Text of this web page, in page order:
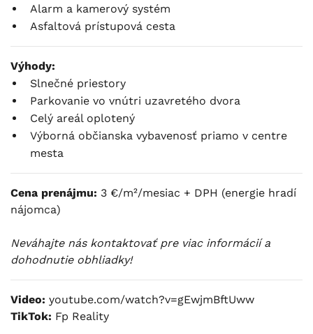
Alarm a kamerový systém
Asfaltová prístupová cesta
Výhody:
Slnečné priestory
Parkovanie vo vnútri uzavretého dvora
Celý areál oplotený
Výborná občianska vybavenosť priamo v centre
mesta
Cena prenájmu: 3 €/m²/mesiac + DPH (energie hradí
nájomca)
Neváhajte nás kontaktovať pre viac informácií a
dohodnutie obhliadky!
Video: youtube.com/watch?v=gEwjmBftUww
TikTok: Fp Reality